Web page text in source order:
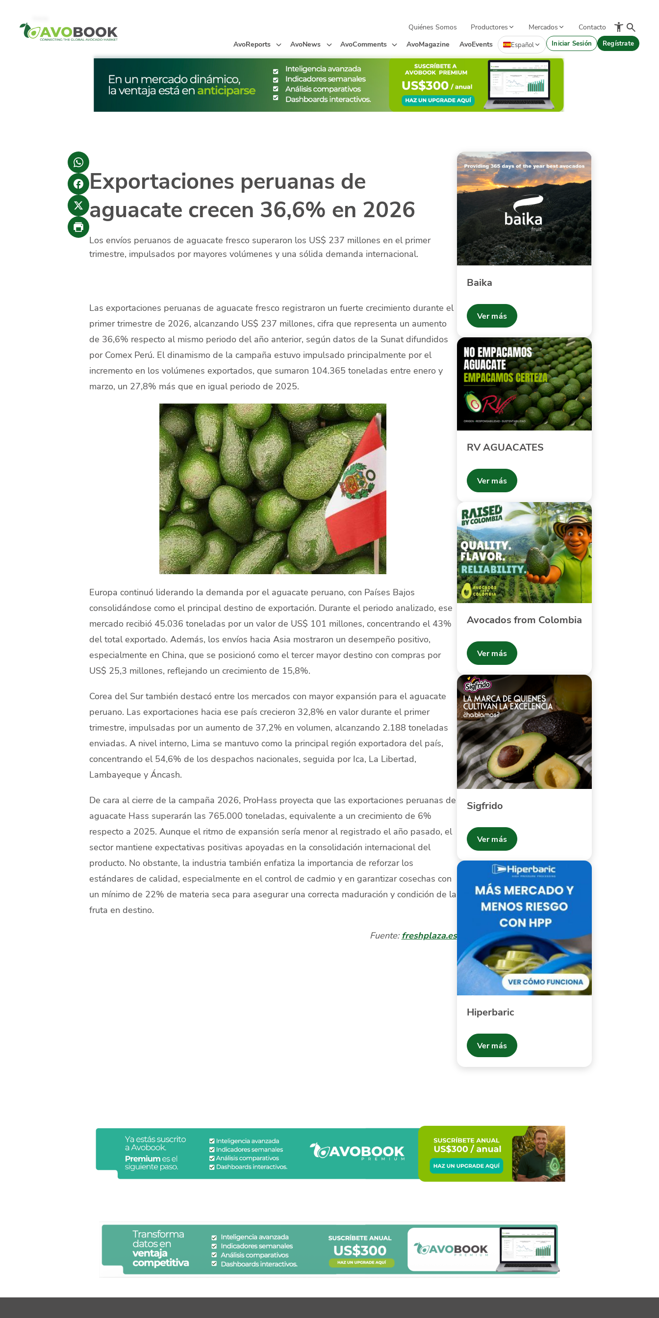
Quiénes Somos Productores Mercados
Contacto
AvoReports
AvoNews AvoComments AvoMagazine AvoEvents Español Iniciar Sesión Regístrate
Exportaciones peruanas de
aguacate crecen 36,6% en 2026
Los envíos peruanos de aguacate fresco superaron los US$ 237 millones en el primer
trimestre, impulsados por mayores volúmenes y una sólida demanda internacional.
Las exportaciones peruanas de aguacate fresco registraron un fuerte crecimiento durante el
primer trimestre de 2026, alcanzando US$ 237 millones, cifra que representa un aumento
de 36,6% respecto al mismo periodo del año anterior, según datos de la Sunat difundidos
por Comex Perú. El dinamismo de la campaña estuvo impulsado principalmente por el
incremento en los volúmenes exportados, que sumaron 104.365 toneladas entre enero y
marzo, un 27,8% más que en igual periodo de 2025.
Europa continuó liderando la demanda por el aguacate peruano, con Países Bajos
consolidándose como el principal destino de exportación. Durante el periodo analizado, ese
mercado recibió 45.036 toneladas por un valor de US$ 101 millones, concentrando el 43%
del total exportado. Además, los envíos hacia Asia mostraron un desempeño positivo,
especialmente en China, que se posicionó como el tercer mayor destino con compras por
US$ 25,3 millones, reflejando un crecimiento de 15,8%.
Corea del Sur también destacó entre los mercados con mayor expansión para el aguacate
peruano. Las exportaciones hacia ese país crecieron 32,8% en valor durante el primer
trimestre, impulsadas por un aumento de 37,2% en volumen, alcanzando 2.188 toneladas
enviadas. A nivel interno, Lima se mantuvo como la principal región exportadora del país,
concentrando el 54,6% de los despachos nacionales, seguida por Ica, La Libertad,
Lambayeque y Áncash.
De cara al cierre de la campaña 2026, ProHass proyecta que las exportaciones peruanas de
aguacate Hass superarán las 765.000 toneladas, equivalente a un crecimiento de 6%
respecto a 2025. Aunque el ritmo de expansión sería menor al registrado el año pasado, el
sector mantiene expectativas positivas apoyadas en la consolidación internacional del
producto. No obstante, la industria también enfatiza la importancia de reforzar los
estándares de calidad, especialmente en el control de cadmio y en garantizar cosechas con
un mínimo de 22% de materia seca para asegurar una correcta maduración y condición de la
fruta en destino.
Fuente: freshplaza.es
Baika
Ver más
RV AGUACATES
Ver más
Avocados from Colombia
Ver más
Sigfrido
Ver más
Hiperbaric
Ver más